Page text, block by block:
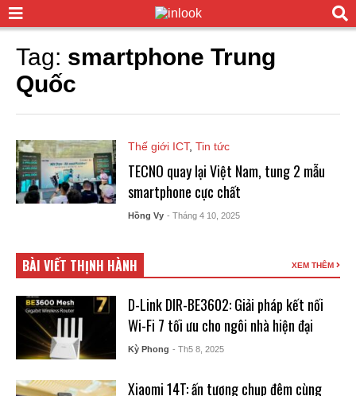
Tag: smartphone Trung
Quốc
Thế giới ICT, Tin tức
TECNO quay lại Việt Nam, tung 2 mẫu
smartphone cực chất
Hồng Vy - Tháng 4 10, 2025
BÀI VIẾT THỊNH HÀNH XEM THÊM
D-Link DIR-BE3602: Giải pháp kết nối
Wi-Fi 7 tối ưu cho ngôi nhà hiện đại
Kỳ Phong - Th5 8, 2025
Xiaomi 14T: ấn tượng chụp đêm cùng